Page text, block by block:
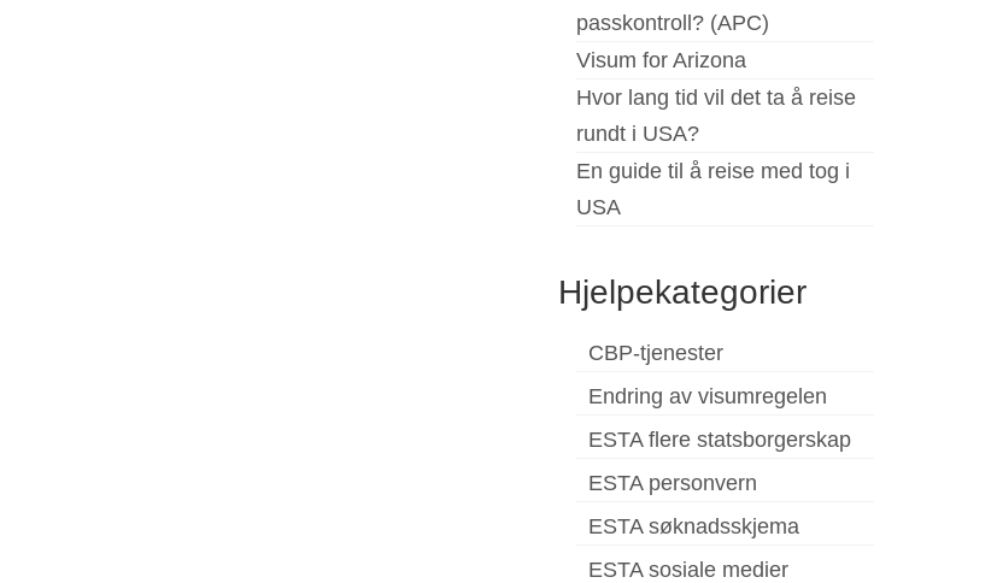
passkontroll? (APC)
Visum for Arizona
Hvor lang tid vil det ta å reise
rundt i USA?
En guide til å reise med tog i
USA
Hjelpekategorier
CBP-tjenester
Endring av visumregelen
ESTA flere statsborgerskap
ESTA personvern
ESTA søknadsskjema
ESTA sosiale medier